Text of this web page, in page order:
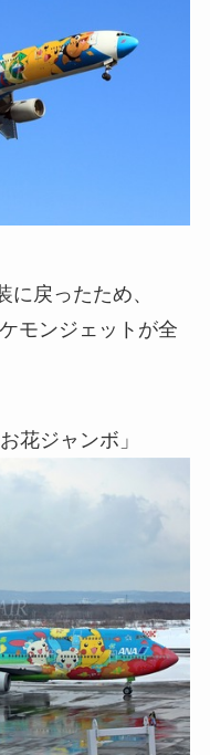
戻ったため、
モンジェットが全
花ジャンボ」